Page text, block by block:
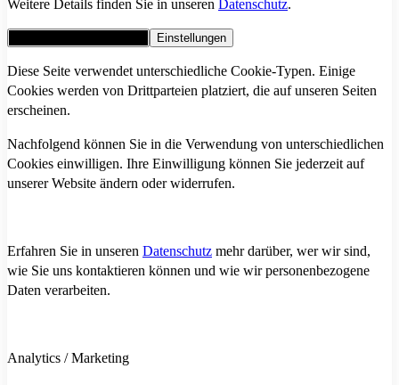
Weitere Details finden Sie in unseren Datenschutz.
Einstellungen
Diese Seite verwendet unterschiedliche Cookie-Typen. Einige
Cookies werden von Drittparteien platziert, die auf unseren Seiten
erscheinen.
Nachfolgend können Sie in die Verwendung von unterschiedlichen
Cookies einwilligen. Ihre Einwilligung können Sie jederzeit auf
unserer Website ändern oder widerrufen.
Erfahren Sie in unseren Datenschutz mehr darüber, wer wir sind,
wie Sie uns kontaktieren können und wie wir personenbezogene
Daten verarbeiten.
Analytics / Marketing